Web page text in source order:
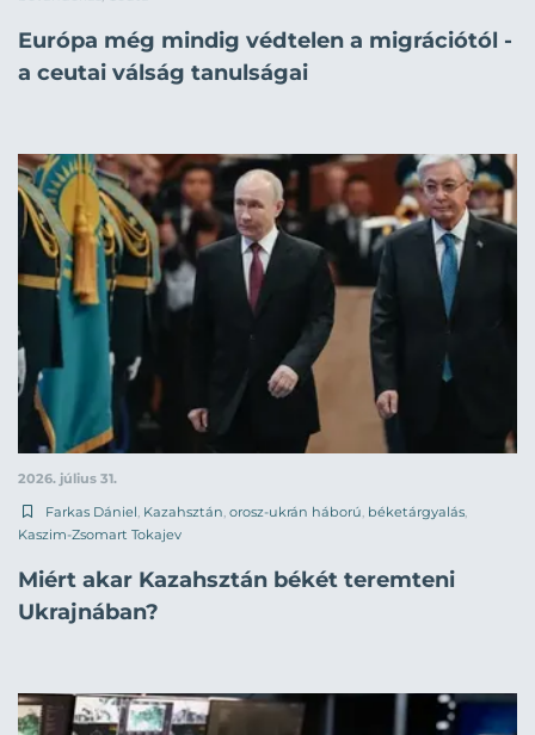
Európa még mindig védtelen a migrációtól -
a ceutai válság tanulságai
2026. július 31.
Farkas Dániel, Kazahsztán, orosz-ukrán háború, béketárgyalás,
Kaszim-Zsomart Tokajev
Miért akar Kazahsztán békét teremteni
Ukrajnában?